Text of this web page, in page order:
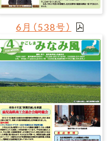
6月（538号）